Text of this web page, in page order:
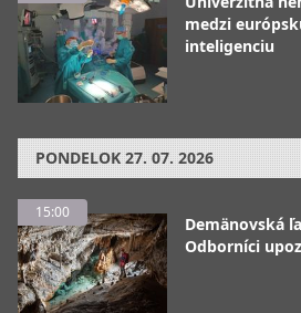
medzi
inteligenciu
PONDELOK 27. 07. 2026
15:00
Demänovská
Odborníci